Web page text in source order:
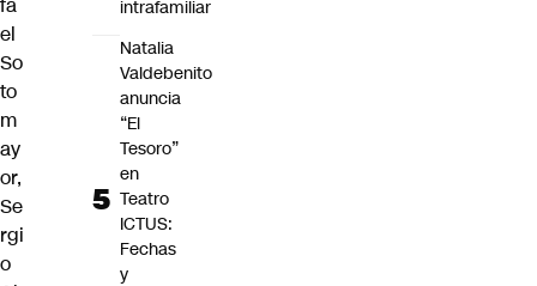
el
So
to
m
ay
or,
Se
rgi
o
intrafamiliar
Natalia
Valdebenito
anuncia
“El
Tesoro”
en
Teatro
ICTUS:
Fechas
y